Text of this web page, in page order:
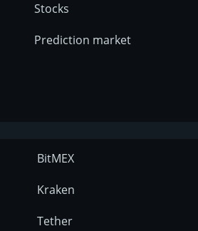
Stocks
Prediction market
BitMEX
Kraken
Tether